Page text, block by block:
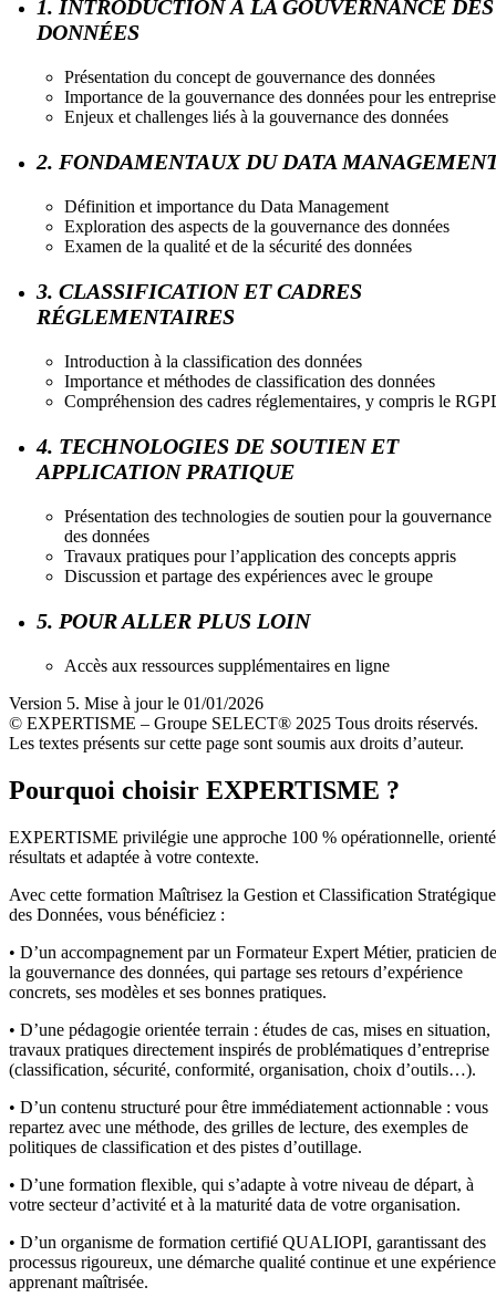
1. INTRODUCTION À LA GOUVERNANCE DES
DONNÉES
Présentation du concept de gouvernance des données
Importance de la gouvernance des données pour les
Enjeux et challenges liés à la gouvernance des données
2. FONDAMENTAUX DU DATA
Définition et importance du Data Management
Exploration des aspects de la gouvernance des données
Examen de la qualité et de la sécurité des données
3. CLASSIFICATION ET CADRES
RÉGLEMENTAIRES
Introduction à la classification des données
Importance et méthodes de classification des données
Compréhension des cadres réglementaires, y compris le
4. TECHNOLOGIES DE SOUTIEN ET
APPLICATION PRATIQUE
Présentation des technologies de soutien pour la gouvernance
des données
Travaux pratiques pour l’application des concepts appris
Discussion et partage des expériences avec le groupe
5. POUR ALLER PLUS LOIN
Accès aux ressources supplémentaires en ligne
Version 5. Mise à jour le 01/01/2026
© EXPERTISME – Groupe SELECT® 2025 Tous droits réservés.
Les textes présents sur cette page sont soumis aux droits d’auteur.
Pourquoi choisir EXPERTISME ?
EXPERTISME privilégie une approche 100 % opérationnelle,
résultats et adaptée à votre contexte.
Avec cette formation Maîtrisez la Gestion et Classification Stratégique
des Données, vous bénéficiez :
• D’un accompagnement par un Formateur Expert Métier, praticien de
la gouvernance des données, qui partage ses retours d’expérience
concrets, ses modèles et ses bonnes pratiques.
• D’une pédagogie orientée terrain : études de cas, mises en situation,
travaux pratiques directement inspirés de problématiques d’entreprise
(classification, sécurité, conformité, organisation, choix d’outils…).
• D’un contenu structuré pour être immédiatement actionnable : vous
repartez avec une méthode, des grilles de lecture, des exemples de
politiques de classification et des pistes d’outillage.
• D’une formation flexible, qui s’adapte à votre niveau de départ, à
votre secteur d’activité et à la maturité data de votre organisation.
• D’un organisme de formation certifié QUALIOPI, garantissant des
processus rigoureux, une démarche qualité continue et une expérience
apprenant maîtrisée.